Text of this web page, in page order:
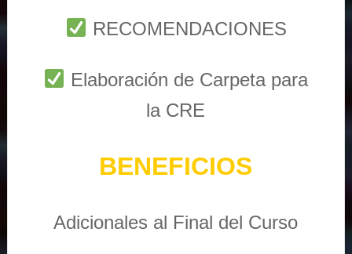
RECOMENDACIONES
Elaboración de Carpeta para
la CRE
BENEFICIOS
Adicionales al Final del Curso